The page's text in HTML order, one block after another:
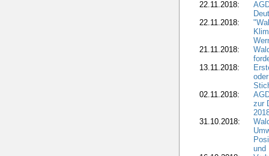
22.11.2018:
22.11.2018:
21.11.2018:
13.11.2018:
02.11.2018:
zur
31.10.2018:
und